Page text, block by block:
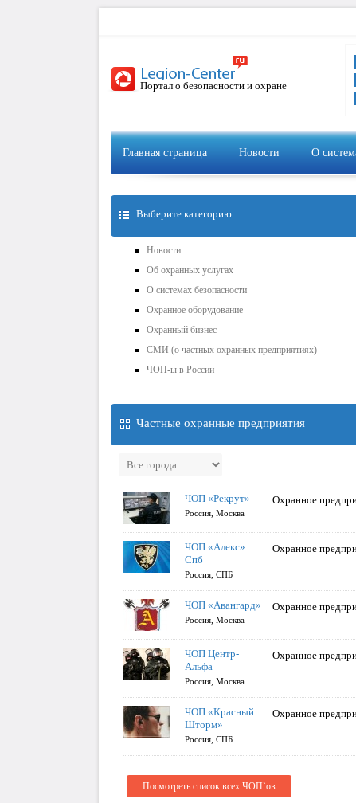
Портал о безопасности и охране
Главная страница Новости О
Выберите категорию
Новости
Об охранных услугах
О системах безопасности
Охранное оборудование
Охранный бизнес
СМИ (о частных охранных предприятиях)
ЧОП-ы в России
Частные охранные предприятия
Охранное
ЧОП «Рекрут»
Россия, Москва
Охранное
ЧОП «Алекс»
Спб
Россия, СПБ
Охранное
ЧОП «Авангард»
Россия, Москва
Охранное
ЧОП Центр-
Альфа
Россия, Москва
Охранное
ЧОП «Красный
Шторм»
Россия, СПБ
Посмотреть список всех ЧОП`ов